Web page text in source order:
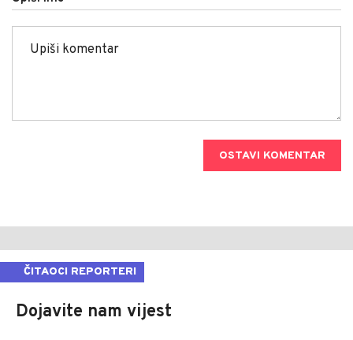
OSTAVI KOMENTAR
ČITAOCI REPORTERI
Dojavite nam vijest